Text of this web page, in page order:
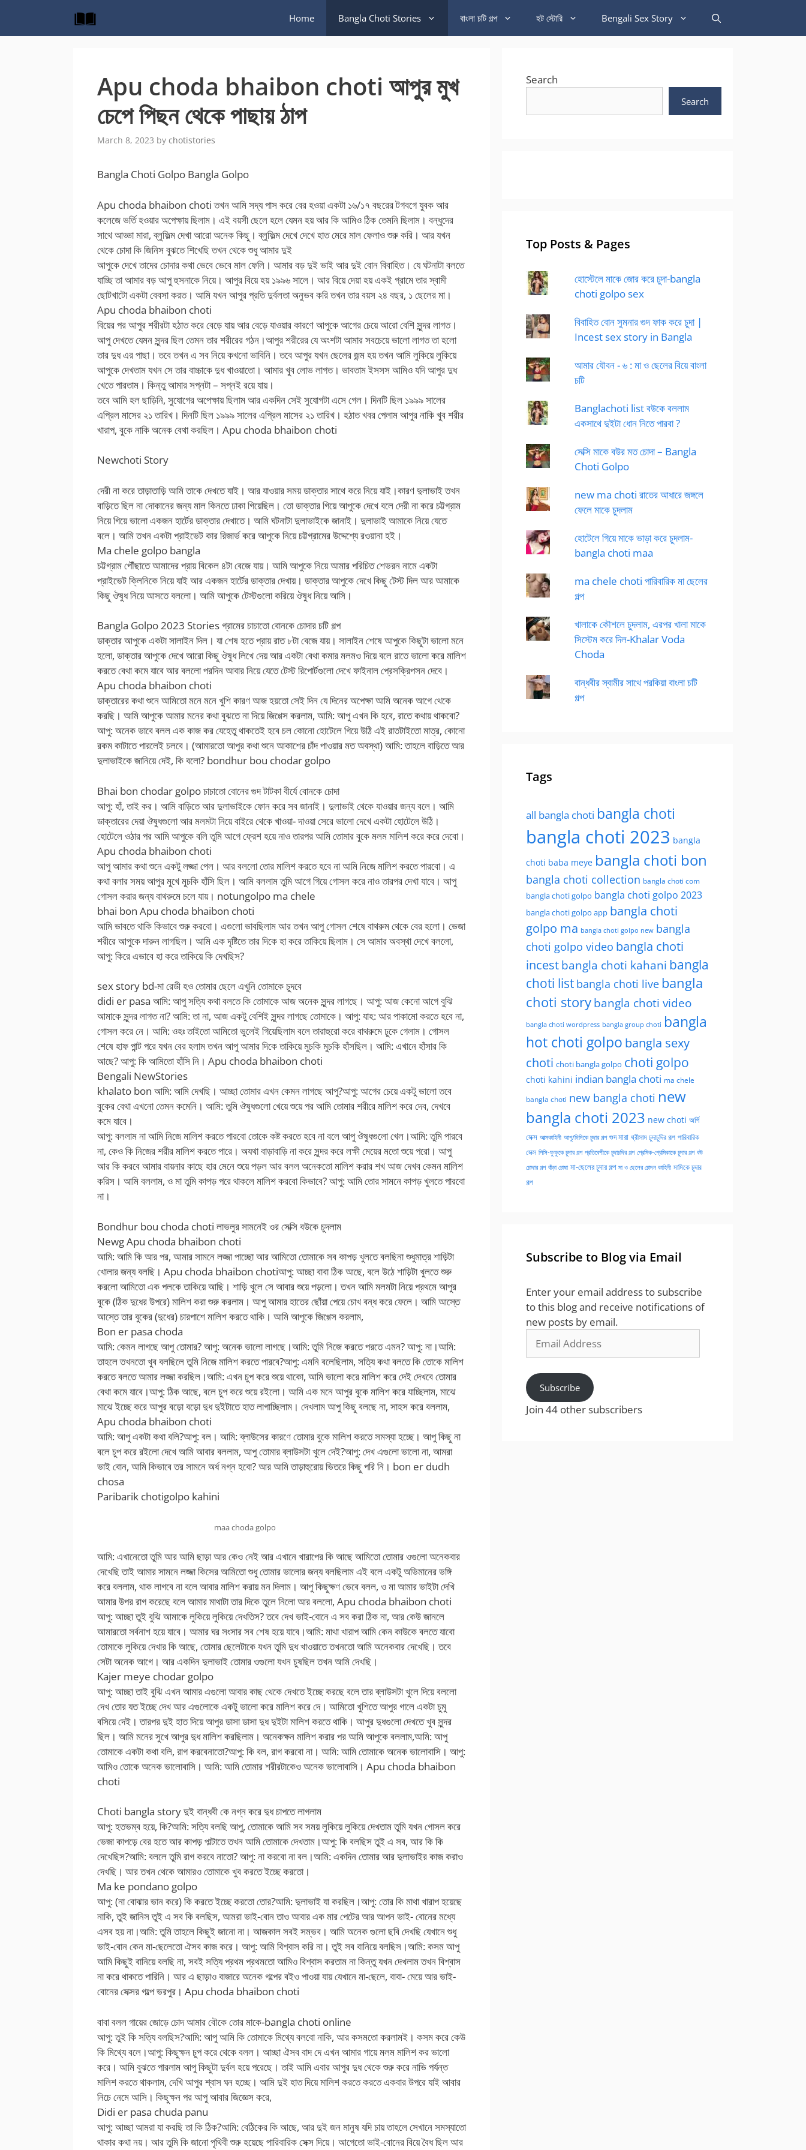
content
Home Bangla Choti Stories বাংলা চটি গল্প হট স্টোরি Bengali Sex Story
Apu choda bhaibon choti আপুর মুখ
চেপে পিছন থেকে পাছায় ঠাপ
March 8, 2023 by chotistories
Bangla Choti Golpo Bangla Golpo
Apu choda bhaibon choti তখন আমি সদ্য পাস করে বের হওয়া একটা ১৬/১৭ বছরের টগবগে যুবক আর
কলেজে ভর্তি হওয়ার অপেক্ষায় ছিলাম। এই বয়সী ছেলে হলে যেমন হয় আর কি আমিও ঠিক তেমনি ছিলাম। বন্ধুদের
সাথে আড্ডা মারা, ব্লুফিল্ম দেখা আরো অনেক কিছু। ব্লুফিল্ম দেখে দেখে হাত মেরে মাল ফেলাও শুরু করি। আর যখন
থেকে চোদা কি জিনিস বুঝতে শিখেছি তখন থেকে শুধু আমার দুই
আপুকে দেখে তাদের চোদার কথা ভেবে ভেবে মাল ফেলি। আমার বড় দুই ভাই আর দুই বোন বিবাহিত। যে ঘটনাটা বলতে
যাচ্ছি তা আমার বড় আপু হুসনাকে নিয়ে। আপুর বিয়ে হয় ১৯৯৬ সালে। আর বিয়ে দেয়া হয় একই গ্রামে তার স্বামী
ছোটখাটো একটা বেবসা করত। আমি যখন আপুর প্রতি দুর্বলতা অনুভব করি তখন তার বয়স ২৪ বছর, ১ ছেলের মা।
Apu choda bhaibon choti
বিয়ের পর আপুর শরীরটা হঠাত করে বেড়ে যায় আর বেড়ে যাওয়ার কারণে আপুকে আগের চেয়ে আরো বেশি সুন্দর লাগত।
আপু দেখতে যেমন সুন্দর ছিল তেমন তার শরীরের গঠন।আপুর শরীরের যে অংশটা আমার সবচেয়ে ভালো লাগত তা হলো
তার দুধ এর পাছা। তবে তখন এ সব নিয়ে কখনো ভাবিনি। তবে আপুর যখন ছেলের জন্ম হয় তখন আমি লুকিয়ে লুকিয়ে
আপুকে দেখতাম যখন সে তার বাচ্চাকে দুধ খাওয়াতো। আমার খুব লোভ লাগত। ভাবতাম ইসসস আমিও যদি আপুর দুধ
খেতে পারতাম। কিন্তু আমার সপ্নটা – সপ্নই রয়ে যায়।
তবে আমি হল ছাড়িনি, সুযোগের অপেক্ষায় ছিলাম আর একদিন সেই সুযোগটা এসে গেল। দিনটি ছিল ১৯৯৯ সালের
এপ্রিল মাসের ২১ তারিখ। দিনটি ছিল ১৯৯৯ সালের এপ্রিল মাসের ২১ তারিখ। হঠাত খবর পেলাম আপুর নাকি খুব শরীর
খারাপ, বুকে নাকি অনেক বেথা করছিল। Apu choda bhaibon choti
Newchoti Story
দেরী না করে তাড়াতাড়ি আমি তাকে দেখতে যাই। আর যাওয়ার সময় ডাক্তার সাথে করে নিয়ে যাই।কারণ দুলাভাই তখন
বাড়িতে ছিল না দোকানের জন্য মাল কিনতে ঢাকা গিয়েছিল। তো ডাক্তার গিয়ে আপুকে দেখে বলে দেরী না করে চট্টগ্রাম
নিয়ে গিয়ে ভালো একজন হার্টের ডাক্তার দেখাতে। আমি ঘটনাটা দুলাভাইকে জানাই। দুলাভাই আমাকে নিয়ে যেতে
বলে। আমি তখন একটা প্রাইভেট কার রিজার্ভ করে আপুকে নিয়ে চট্টগ্রামের উদ্দেশ্যে রওয়ানা হই।
Ma chele golpo bangla
চট্টগ্রাম পৌঁছাতে আমাদের প্রায় বিকেল ৪টা বেজে যায়। আমি আপুকে নিয়ে আমার পরিচিত শেভরন নামে একটা
প্রাইভেট ক্লিনিকে নিয়ে যাই আর একজন হার্টের ডাক্তার দেখায়। ডাক্তার আপুকে দেখে কিছু টেস্ট দিল আর আমাকে
কিছু ঔষুধ নিয়ে আসতে বললো। আমি আপুকে টেস্টগুলো করিয়ে ঔষুধ নিয়ে আসি।
Bangla Golpo 2023 Stories গ্রামের চাচাতো বোনকে চোদার চটি গল্প
ডাক্তার আপুকে একটা সালাইন দিল। যা শেষ হতে প্রায় রাত ৮টা বেজে যায়। সালাইন শেষে আপুকে কিছুটা ভালো মনে
হলো, ডাক্তার আপুকে দেখে আরো কিছু ঔষুধ লিখে দেয় আর একটা বেথা কমার মলমও দিয়ে বলে রাতে ভালো করে মালিশ
করতে বেথা কমে যাবে আর বললো পরদিন আবার নিয়ে যেতে টেস্ট রিপোর্টগুলো দেখে ফাইনাল প্রেসক্রিপসন দেবে।
Apu choda bhaibon choti
ডাক্তারের কথা শুনে আমিতো মনে মনে খুশি কারণ আজ হয়তো সেই দিন যে দিনের অপেক্ষা আমি অনেক আগে থেকে
করছি। আমি আপুকে আমার মনের কথা বুঝতে না দিয়ে জিগ্গেস করলাম, আমি: আপু এখন কি হবে, রাতে কথায় থাকবো?
আপু: অনেক ভাবে বলল এক কাজ কর যেহেতু থাকতেই হবে চল কোনো হোটেলে গিয়ে উঠি এই রাতটাইতো মাত্র, কোনো
রকম কাটাতে পারলেই চলবে। (আমারতো আপুর কথা শুনে আকাশের চাঁদ পাওয়ার মত অবস্থা) আমি: তাহলে বাড়িতে আর
দুলাভাইকে জানিয়ে দেই, কি বলো? bondhur bou chodar golpo
Bhai bon chodar golpo চাচাতো বোনের গুদ টাটকা বীর্যে বোনকে চোদা
আপু: হাঁ, তাই কর। আমি বাড়িতে আর দুলাভাইকে ফোন করে সব জানাই। দুলাভাই থেকে যাওয়ার জন্য বলে। আমি
ডাক্তারের দেয়া ঔষুধগুলো আর মলমটা নিয়ে বাইরে থেকে খাওয়া- দাওয়া সেরে ভালো দেখে একটা হোটেলে উঠি।
হোটেলে ওঠার পর আমি আপুকে বলি তুমি আগে ফ্রেশ হয়ে নাও তারপর আমি তোমার বুকে মলম মালিশ করে করে দেবো।
Apu choda bhaibon choti
আপু আমার কথা শুনে একটু লজ্জা পেল। আর বললো তোর মালিশ করতে হবে না আমি নিজে মালিশ করতে পারবো। এ
কথা বলার সময় আপুর মুখে মুচকি হাঁসি ছিল। আমি বললাম তুমি আগে গিয়ে গোসল করে নাও তারপর দেখা যাবে। আপু
গোসল করার জন্য বাথরুমে চলে যায়। notungolpo ma chele
bhai bon Apu choda bhaibon choti
আমি ভাবতে থাকি কিভাবে শুরু করবো। এগুলো ভাবছিলাম আর তখন আপু গোসল শেষে বাথরুম থেকে বের হলো। ভেজা
শরীরে আপুকে দারুন লাগছিল। আমি এক দৃষ্টিতে তার দিকে হা করে তাকিয়ে ছিলাম। সে আমার অবস্থা দেখে বললো,
আপু: কিরে এভাবে হা করে তাকিয়ে কি দেখছিস?
sex story bd-মা রেডী হও তোমার ছেলে এখুনি তোমাকে চুদবে
didi er pasa আমি: আপু সত্যি কথা বলতে কি তোমাকে আজ অনেক সুন্দর লাগছে। আপু: আজ কেনো আগে বুঝি
আমাকে সুন্দর লাগত না? আমি: তা না, আজ একটু বেশিই সুন্দর লাগছে তোমাকে। আপু: যাহ: আর পাকামো করতে হবে না,
গোসল করে নে। আমি: ওহঃ তাইতো আমিতো ভুলেই গিয়েছিলাম বলে তারাহুরো করে বাথরুমে ঢুকে গেলাম। গোসল
শেষে হাফ পান্ট পরে যখন বের হলাম তখন আপু আমার দিকে তাকিয়ে মুচকি মুচকি হাঁসছিল। আমি: এখানে হাঁসার কি
আছে? আপু: কি আমিতো হাঁসি নি। Apu choda bhaibon choti
Bengali NewStories
khalato bon আমি: আমি দেখছি। আচ্ছা তোমার এখন কেমন লাগছে আপু?আপু: আগের চেয়ে একটু ভালো তবে
বুকের বেথা এখনো তেমন কমেনি। আমি: তুমি ঔষুধগুলো খেয়ে শুয়ে পর আমি তোমার শরীরে মালিশ করে দেব, দেখবে
কমে যাবে।
আপু: বললাম না আমি নিজে মালিশ করতে পারবো তোকে কষ্ট করতে হবে না বলে আপু ঔষুধগুলো খেল।আমি: তুমি পারবে
না, কেও কি নিজের শরীর মালিশ করতে পারে। অযথা বাড়াবাড়ি না করে সুন্দর করে লক্ষী মেয়ের মতো শুয়ে পরো। আপু
আর কি করবে আমার বায়নার কাছে হার মেনে শুয়ে পড়ল আর বলল অনেকতো মালিশ করার শখ আজ দেখব কেমন মালিশ
করিস। আমি বললাম, ও মা তুমি কাপড় পরে থাকলে মালিশ করবো কিভাবে? আপু: আমি তোর সামনে কাপড় খুলতে পারবো
না।
Bondhur bou choda choti লাভলুর সামনেই ওর সেক্সি বউকে চুদলাম
Newg Apu choda bhaibon choti
আমি: আমি কি আর পর, আমার সামনে লজ্জা পাচ্ছো আর আমিতো তোমাকে সব কাপড় খুলতে বলছিনা শুধুমাত্র শাড়িটা
খোলার জন্য বলছি। Apu choda bhaibon chotiআপু: আচ্ছা বাবা ঠিক আছে, বলে উঠে শাড়িটা খুলতে শুরু
করলো আমিতো এক পলকে তাকিয়ে আছি। শাড়ি খুলে সে আবার শুয়ে পড়লো। তখন আমি মলমটা নিয়ে প্রথমে আপুর
বুকে (ঠিক দুধের উপরে) মালিশ করা শুরু করলাম। আপু আমার হাতের ছোঁয়া পেয়ে চোখ বন্ধ করে ফেলে। আমি আস্তে
আস্তে তার বুকের (দুধের) চারপাশে মালিশ করতে থাকি। আমি আপুকে জিগ্গেস করলাম,
Bon er pasa choda
আমি: কেমন লাগছে আপু তোমার? আপু: অনেক ভালো লাগছে।আমি: তুমি নিজে করতে পরতে এমন? আপু: না।আমি:
তাহলে তখনতো খুব বলছিলে তুমি নিজে মালিশ করতে পারবে?আপু: এমনি বলেছিলাম, সত্যি কথা বলতে কি তোকে মালিশ
করতে বলতে আমার লজ্জা করছিল।আমি: এখন চুপ করে শুয়ে থাকো, আমি ভালো করে মালিশ করে দেই দেখবে তোমার
বেথা কমে যাবে।আপু: ঠিক আছে, বলে চুপ করে শুয়ে রইলো। আমি এক মনে আপুর বুকে মালিশ করে যাচ্ছিলাম, মাঝে
মাঝে ইচ্ছে করে আপুর বড়ো বড়ো দুধ দুইটাতে হাত লাগাচ্ছিলাম। দেখলাম আপু কিছু বলছে না, সাহস করে বললাম,
Apu choda bhaibon choti
আমি: আপু একটা কথা বলি?আপু: বল। আমি: ব্লাউসের কারণে তোমার বুকে মালিশ করতে সমস্যা হচ্ছে। আপু কিছু না
বলে চুপ করে রইলো দেখে আমি আবার বললাম, আপু তোমার ব্লাউসটা খুলে দেই?আপু: দেখ এগুলো ভালো না, আমরা
ভাই বোন, আমি কিভাবে তর সামনে অর্ধ নগ্ন হবো? আর আমি তাড়াহুরোয় ভিতরে কিছু পরি নি। bon er dudh
chosa
Paribarik chotigolpo kahini
maa choda golpo
আমি: এখানেতো তুমি আর আমি ছাড়া আর কেও নেই আর এখানে খারাপের কি আছে আমিতো তোমার ওগুলো অনেকবার
দেখেছি তাই আমার সামনে লজ্জা কিসের আমিতো শুধু তোমার ভালোর জন্য বলছিলাম এই বলে একটু অভিমানের ভঙ্গি
করে বললাম, থাক লাগবে না বলে আবার মালিশ করায় মন দিলাম। আপু কিছুক্ষণ ভেবে বলল, ও মা আমার ভাইটা দেখি
আমার উপর রাগ করেছে বলে আমার মাথাটা তার দিকে তুলে নিলো আর বললো, Apu choda bhaibon choti
আপু: আচ্ছা তুই বুঝি আমাকে লুকিয়ে লুকিয়ে দেখতিস? তবে দেখ ভাই-বোনে এ সব করা ঠিক না, আর কেউ জানলে
আমারতো সর্বনাশ হয়ে যাবে। আমার ঘর সংসার সব শেষ হয়ে যাবে।আমি: মাথা খারাপ আমি কেন কাউকে বলতে যাবো
তোমাকে লুকিয়ে দেখার কি আছে, তোমার ছেলেটাকে যখন তুমি দুধ খাওয়াতে তখনতো আমি অনেকবার দেখেছি। তবে
সেটা অনেক আগে। আর একদিন দুলাভাই তোমার ওগুলো যখন চুষছিল তখন আমি দেখছি।
Kajer meye chodar golpo
আপু: আচ্ছা তাই বুঝি এখন আমার এগুলো আবার কাছ থেকে দেখতে ইচ্ছে করছে বলে তার ব্লাউসটা খুলে দিয়ে বললো
দেখ তোর যত ইচ্ছে দেখ আর এগুলোকে একটু ভালো করে মালিশ করে দে। আমিতো খুশিতে আপুর গালে একটা চুমু
বসিয়ে দেই। তারপর দুই হাত দিয়ে আপুর ডাসা ডাসা দুধ দুইটা মালিশ করতে থাকি। আপুর দুধগুলো দেখতে খুব সুন্দর
ছিল। আমি মনের সুখে আপুর দুধ মালিশ করছিলাম। অনেকক্ষন মালিশ করার পর আমি আপুকে বললাম,আমি: আপু
তোমাকে একটা কথা বলি, রাগ করবেনাতো?আপু: কি বল, রাগ করবো না। আমি: আমি তোমাকে অনেক ভালোবাসি। আপু:
আমিও তোকে অনেক ভালোবাসি। আমি: আমি তোমার শরীরটাকেও অনেক ভালোবাসি। Apu choda bhaibon
choti
Choti bangla story দুই বান্ধবী কে নগ্ন করে দুধ চাপতে লাগলাম
আপু: হতভম্ব হয়ে, কি?আমি: সত্যি বলছি আপু, তোমাকে আমি সব সময় লুকিয়ে লুকিয়ে দেখতাম তুমি যখন গোসল করে
ভেজা কাপড়ে বের হতে আর কাপড় পাল্টাতে তখন আমি তোমাকে দেখতাম।আপু: কি বলছিস তুই এ সব, আর কি কি
দেখেছিস?আমি: বললে তুমি রাগ করবে নাতো? আপু: না করবো না বল।আমি: একদিন তোমার আর দুলাভাইর কাজ করাও
দেখছি। আর তখন থেকে আমারও তোমাকে খুব করতে ইচ্ছে করতো।
Ma ke pondano golpo
আপু: (না বোঝার ভান করে) কি করতে ইচ্ছে করতো তোর?আমি: দুলাভাই যা করছিল।আপু: তোর কি মাথা খারাপ হয়েছে
নাকি, তুই জানিস তুই এ সব কি বলছিস, আমরা ভাই-বোন তাও আবার এক মার পেটের আর আপন ভাই- বোনের মধ্যে
এসব হয় না।আমি: তুমি তাহলে কিছুই জানো না। আজকাল সবই সম্ভব। আমি অনেক গুলো ছবি দেখছি যেখানে শুধু
ভাই-বোন কেন মা-ছেলেতো ঐসব কাজ করে। আপু: আমি বিশ্বাস করি না। তুই সব বানিয়ে বলছিস।আমি: কসম আপু
আমি কিছুই বানিয়ে বলছি না, সবই সত্যি প্রথম প্রথমতো আমিও বিশ্বাস করতাম না কিন্তু যখন দেখলাম তখন বিশ্বাস
না করে থাকতে পারিনি। আর এ ছাড়াও বাজারে অনেক গল্পের বইও পাওয়া যায় যেখানে মা-ছেলে, বাবা- মেয়ে আর ভাই-
বোনের সেক্সর গল্পে ভরপুর। Apu choda bhaibon choti
বাবা বলল গায়ের জোড়ে চোদ আমার বৌকে তোর মাকে-bangla choti online
আপু: তুই কি সত্যি বলছিস?আমি: আপু আমি কি তোমাকে মিথ্যে বলবো নাকি, আর কসমতো করলামই। কসম করে কেউ
কি মিথ্যে বলে।আপু: কিছুক্ষন চুপ করে থেকে বলল। আচ্ছা ঐসব বাদ দে এখন আমার গায়ে মলম মালিশ কর ভালো
করে। আমি বুঝতে পারলাম আপু কিছুটা দুর্বল হয়ে পরেছে। তাই আমি এবার আপুর দুধ থেকে শুরু করে নাভি পর্যন্ত
মালিশ করতে থাকলাম, দেখি আপুর শ্বাস ঘন হচ্ছে। আমি দুই হাত দিয়ে মালিশ করতে করতে একবার উপরে যাই আবার
নিচে নেমে আসি। কিছুক্ষন পর আপু আবার জিজ্ঞেস করে,
Didi er pasa chuda panu
আপু: আচ্ছা আমরা যা করছি তা কি ঠিক?আমি: বেঠিকের কি আছে, আর দুই জন মানুষ যদি চায় তাহলে সেখানে সমস্যাতো
থাকার কথা নয়। আর তুমি কি জানো পৃথিবী শুরু হয়েছে পারিবারিক সেক্স দিয়ে। আগেতো ভাই-বোনের বিয়ে বৈধ ছিল আর
Search
Search
Top Posts & Pages
হোস্টেলে মাকে জোর করে চুদা-bangla
choti golpo sex
বিবাহিত বোন সুমনার গুদ ফাক করে চুদা |
Incest sex story in Bangla
আমার যৌবন - ৬ : মা ও ছেলের বিয়ে বাংলা
চটি
Banglachoti list বউকে বললাম
একসাথে দুইটা ধোন নিতে পারবা ?
সেক্সি মাকে বউর মত চোদা – Bangla
Choti Golpo
new ma choti রাতের আধারে জঙ্গলে
ফেলে মাকে চুদলাম
হোটেলে গিয়ে মাকে ভাড়া করে চুদলাম-
bangla choti maa
ma chele choti পারিবারিক মা ছেলের
গল্প
খালাকে কৌশলে চুদলাম, এরপর খালা মাকে
সিস্টেম করে দিল-Khalar Voda
Choda
বান্ধবীর স্বামীর সাথে পরকিয়া বাংলা চটি
গল্প
Tags
all bangla choti bangla choti
bangla choti 2023 bangla
choti baba meye bangla choti bon
bangla choti collection bangla choti com
bangla choti golpo bangla choti golpo 2023
bangla choti golpo app bangla choti
golpo ma bangla choti golpo new bangla
choti golpo video bangla choti
incestbangla choti kahani bangla
choti list bangla choti live bangla
choti storybangla choti video
bangla choti wordpress bangla group choti bangla
hot choti golpo bangla sexy
choti choti bangla golpo choti golpo
choti kahini indian bangla choti ma chele
bangla choti new bangla choti new
bangla choti 2023 new choti অর্গি
সেক্স আত্মকাহিনী আপু/দিদিকে চুদার গল্প গুদ মারা থ্রীসাম চুদাচুদির গল্প পারিবারিক
সেক্স পিসি-ফুফুকে চুদার গল্প প্রতিবেশীকে চুদাচদির গল্প প্রেমিক-প্রেমিকাকে চুদার গল্প বউ
চোদার গল্প বাঁড়া চোষা মা-ছেলের চুদার গল্প মা ও ছেলের চোদন কাহিনী মামিকে চুদার
গল্প
Subscribe to Blog via Email
Enter your email address to subscribe
to this blog and receive notifications of
new posts by email.
Address
Subscribe
Join 44 other subscribers